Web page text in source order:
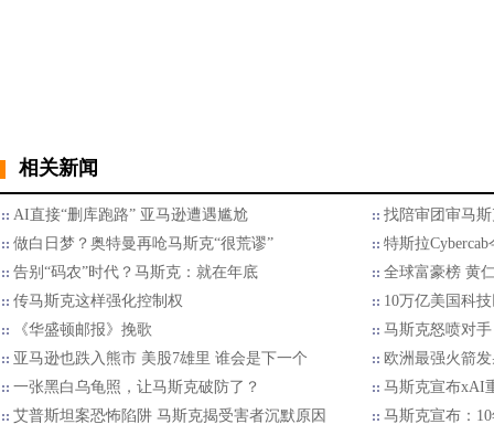
相关新闻
AI直接“删库跑路” 亚马逊遭遇尴尬
找陪审团审马
做白日梦？奥特曼再呛马斯克“很荒谬”
特斯拉
告别“码农”时代？马斯克：就在年底
全球富豪榜 黄
传马斯克这样强化控制权
10万亿美国科
《华盛顿邮报》挽歌
马斯克怒喷对
亚马逊也跌入熊市 美股7雄里 谁会是下一个
欧洲最强火箭
一张黑白乌龟照，让马斯克破防了？
马斯克宣布xAI
艾普斯坦案恐怖陷阱 马斯克揭受害者沉默原因
马斯克宣布：